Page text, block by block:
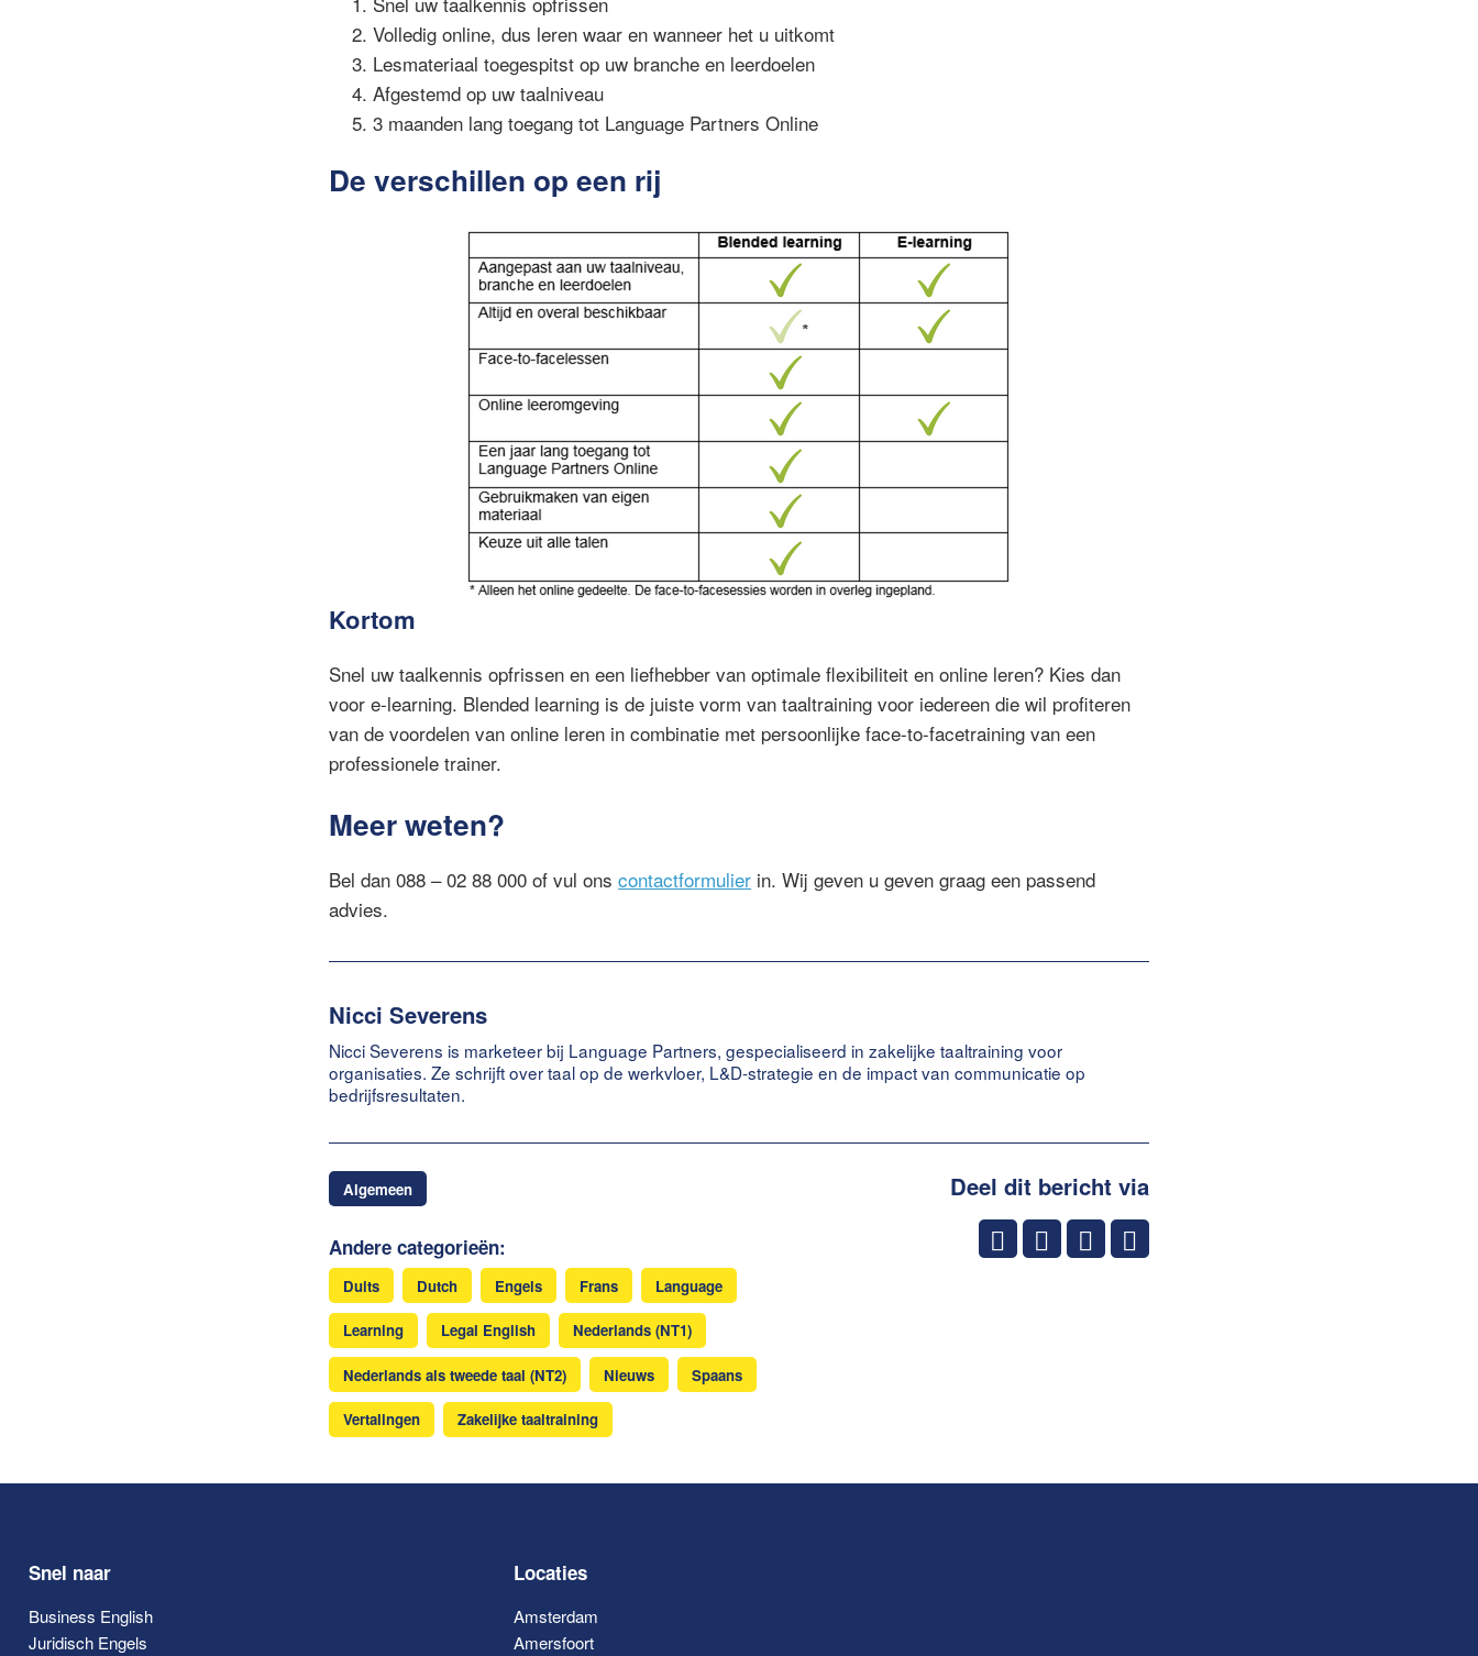
Volledig online, dus leren waar en wanneer het u uitkomt
Lesmateriaal toegespitst op uw branche en leerdoelen
Afgestemd op uw taalniveau
3 maanden lang toegang tot Language Partners Online
De verschillen op een rij
Kortom
Snel uw taalkennis opfrissen en een liefhebber van optimale flexibiliteit en online leren? Kies dan
voor e-learning. Blended learning is de juiste vorm van taaltraining voor iedereen die wil profiteren
van de voordelen van online leren in combinatie met persoonlijke face-to-facetraining van een
professionele trainer.
Meer weten?
Bel dan 088 – 02 88 000 of vul onscontactformulier in. Wij geven u geven graag een passend
advies.
Nicci Severens
Nicci Severens is marketeer bij Language Partners, gespecialiseerd in zakelijke taaltraining voor
organisaties. Ze schrijft over taal op de werkvloer, L&D-strategie en de impact van communicatie op
bedrijfsresultaten.
Algemeen
Andere categorieën:
Duits Dutch Engels Frans Language
Learning Legal English Nederlands (NT1)
Nederlands als tweede taal (NT2) Nieuws Spaans
Vertalingen Zakelijke taaltraining
Deel dit bericht via
Snel naar
Business English
Juridisch Engels
Locaties
Amsterdam
Amersfoort